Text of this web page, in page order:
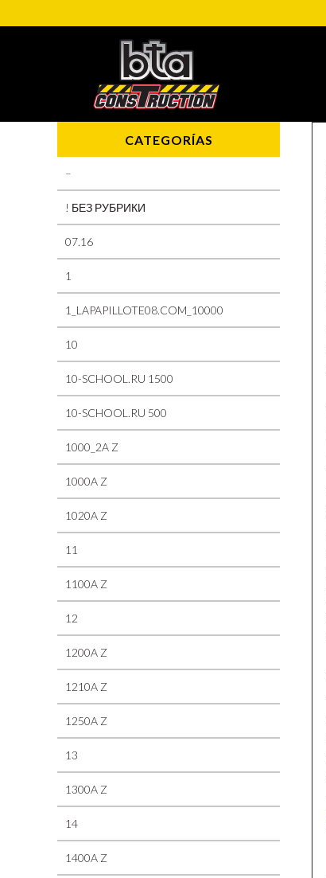
CATEGORÍAS
–
! БЕЗ РУБРИКИ
07.16
1
1_LAPAPILLOTE08.COM_10000
10
10-SCHOOL.RU 1500
10-SCHOOL.RU 500
1000_2A Z
1000A Z
1020A Z
11
1100A Z
12
1200A Z
1210A Z
1250A Z
13
1300A Z
14
1400A Z